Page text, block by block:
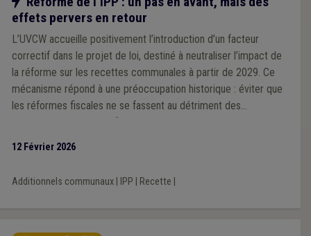
effets pervers en retour
L’UVCW accueille positivement l’introduction d’un facteur
correctif dans le projet de loi, destiné à neutraliser l’impact de
la réforme sur les recettes communales à partir de 2029. Ce
mécanisme répond à une préoccupation historique : éviter que
les réformes fiscales ne se fassent au détriment des
communes, comme ce fut le cas par le passé. Cependant,
12 Février 2026
Additionnels communaux| IPP Recette